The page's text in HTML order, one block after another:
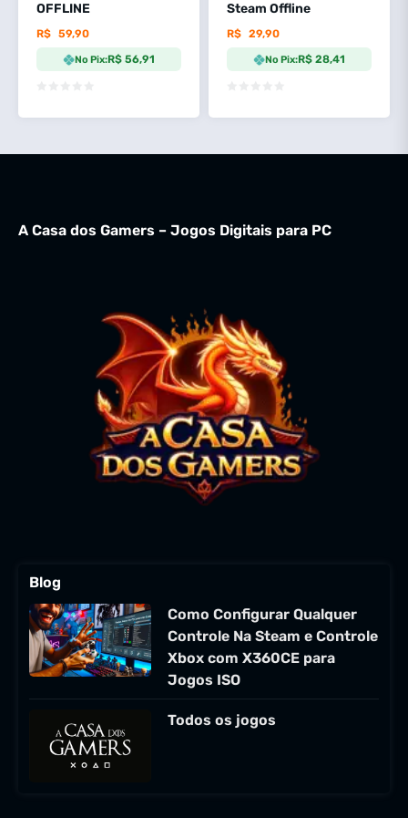
OFFLINE
R$ 59,90
No Pix:R$ 56,91
Steam Offline
R$ 29,90
No Pix:R$ 28,41
A Casa dos Gamers – Jogos Digitais para PC
Blog
Como Configurar Qualquer
Controle Na Steam e Controle
Xbox com X360CE para
Jogos ISO
Todos os jogos